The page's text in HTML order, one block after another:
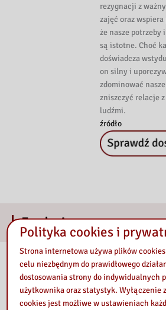
rezygnacji z
zajęć oraz
że nasze potrzeby
są istotne. Choć
doświadcza
on silny i
zdominować
zniszczyć relacje
ludźmi.
źródło
E-usługi
Nasza biblioteka
Polityka cookies i
Strona internetowa używa plików
celu niezbędnym do prawidłowego
dostosowania strony do indywidualnych
użytkownika oraz statystyk. Wyłączenie
cookies jest możliwe w ustawieniach